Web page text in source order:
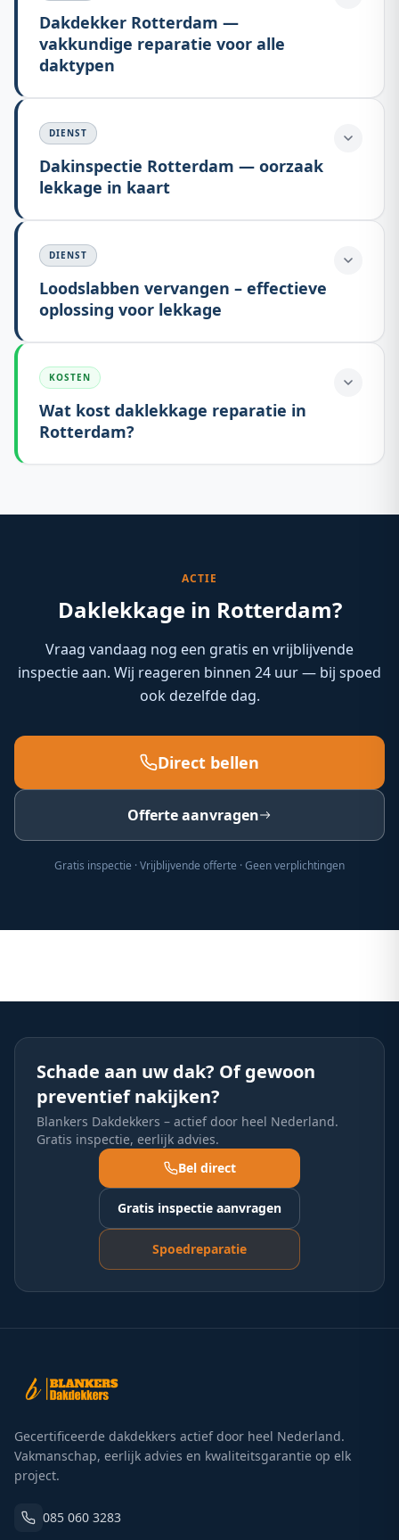
Dakdekker Rotterdam —
vakkundige reparatie voor alle
daktypen
DIENST
Dakinspectie Rotterdam — oorzaak
lekkage in kaart
DIENST
Loodslabben vervangen – effectieve
oplossing voor lekkage
KOSTEN
Wat kost daklekkage reparatie in
Rotterdam?
ACTIE
Daklekkage in Rotterdam?
Vraag vandaag nog een gratis en vrijblijvende
inspectie aan. Wij reageren binnen 24 uur — bij spoed
ook dezelfde dag.
Direct bellen
Offerte aanvragen
Gratis inspectie · Vrijblijvende offerte · Geen verplichtingen
Schade aan uw dak? Of gewoon
preventief nakijken?
Blankers Dakdekkers – actief door heel Nederland.
Gratis inspectie, eerlijk advies.
Bel direct
Gratis inspectie aanvragen
Spoedreparatie
Gecertificeerde dakdekkers actief door heel Nederland.
Vakmanschap, eerlijk advies en kwaliteitsgarantie op elk
project.
085 060 3283